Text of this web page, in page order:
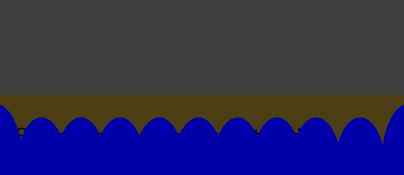
Suivez toutes les actualités du